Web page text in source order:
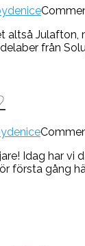
altså
från
Idag har
första gång